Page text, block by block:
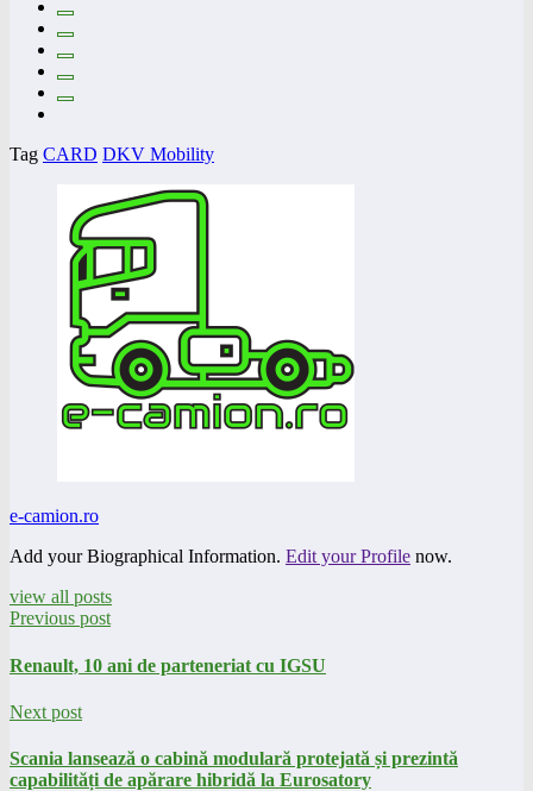
Tag CARD DKV Mobility
e-camion.ro
Add your Biographical Information. Edit your Profile now.
view all posts
Previous post
Renault, 10 ani de parteneriat cu IGSU
Next post
Scania lansează o cabină modulară protejată și prezintă
capabilități de apărare hibridă la Eurosatory